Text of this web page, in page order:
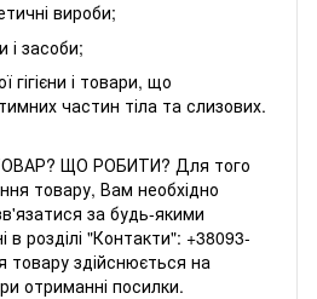
вироби;
і засоби;
і товари, що
частин тіла та слизових.
ЩО РОБИТИ? Для того
товару, Вам необхідно
за будь-якими
в розділі "Контакти": +38093-
товару здійснюється на
отриманні посилки.